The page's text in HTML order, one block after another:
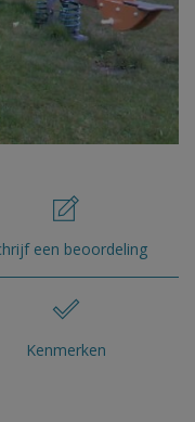
een beoordeling
Kenmerken